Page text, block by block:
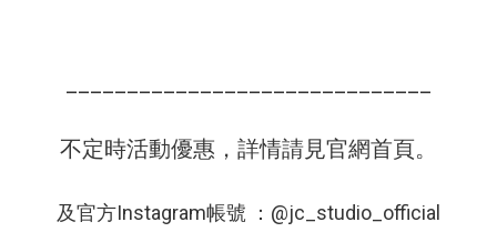
不定時活動優惠，詳情請見官網首頁。
及官方Instagram帳號 ：@jc_studio_official